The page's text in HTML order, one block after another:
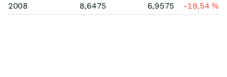
2008
8,6475 6,9575 -19,54%